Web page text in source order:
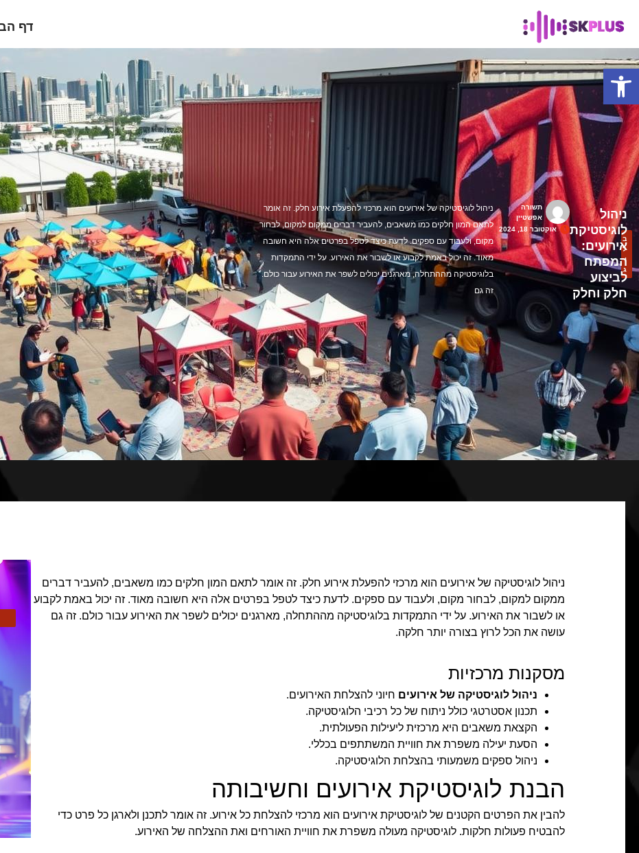
דף
ב
ל
ו
ג
ניהול
לוגיסטיקת
אירועים:
המפתח
לביצוע
חלק וחלק
תשורה
אפשטיין
אוקטובר 18, 2024
ניהול לוגיסטיקה של אירועים הוא מרכזי להפעלת אירוע חלק. זה אומר
לתאם המון חלקים כמו משאבים, להעביר דברים ממקום למקום, לבחור
מקום, ולעבוד עם ספקים. לדעת כיצד לטפל בפרטים אלה היא חשובה
מאוד. זה יכול באמת לקבוע או לשבור את האירוע. על ידי התמקדות
בלוגיסטיקה מההתחלה, מארגנים יכולים לשפר את האירוע עבור כולם.
זה גם
ניהול לוגיסטיקה של אירועים הוא מרכזי להפעלת אירוע חלק. זה אומר לתאם המון חלקים כמו משאבים, להעביר דברים
ממקום למקום, לבחור מקום, ולעבוד עם ספקים. לדעת כיצד לטפל בפרטים אלה היא חשובה מאוד. זה יכול באמת לקבוע
או לשבור את האירוע. על ידי התמקדות בלוגיסטיקה מההתחלה, מארגנים יכולים לשפר את האירוע עבור כולם. זה גם
עושה את הכל לרוץ בצורה יותר חלקה.
מסקנות מרכזיות
ניהול לוגיסטיקה של אירועים חיוני להצלחת האירועים.
תכנון אסטרטגי כולל ניתוח של כל רכיבי הלוגיסטיקה.
הקצאת משאבים היא מרכזית ליעילות הפעולתית.
הסעת יעילה משפרת את חוויית המשתתפים בכללי.
ניהול ספקים משמעותי בהצלחת הלוגיסטיקה.
הבנת לוגיסטיקת אירועים וחשיבותה
להבין את הפרטים הקטנים של לוגיסטיקת אירועים הוא מרכזי להצלחת כל אירוע. זה אומר לתכנן ולארגן כל פרט כדי
להבטיח פעולות חלקות. לוגיסטיקה מעולה משפרת את חוויית האורחים ואת ההצלחה של האירוע.
פתח סרגל נגישות